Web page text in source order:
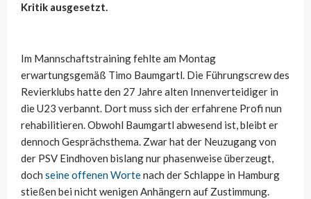
Kritik ausgesetzt.
Im Mannschaftstraining fehlte am Montag
erwartungsgemäß Timo Baumgartl. Die Führungscrew des
Revierklubs hatte den 27 Jahre alten Innenverteidiger in
die U23 verbannt. Dort muss sich der erfahrene Profi nun
rehabilitieren. Obwohl Baumgartl abwesend ist, bleibt er
dennoch Gesprächsthema. Zwar hat der Neuzugang von
der PSV Eindhoven bislang nur phasenweise überzeugt,
doch seine offenen Wortenach der Schlappe in Hamburg
stießen bei nicht wenigen Anhängern auf Zustimmung.